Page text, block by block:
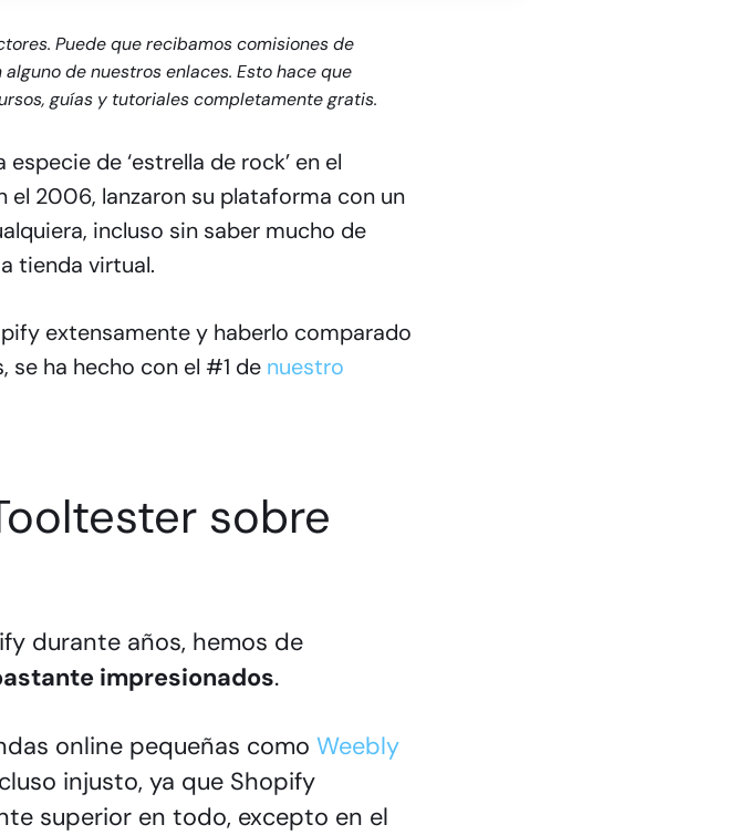
Puede que recibamos comisiones de
de nuestros enlaces. Esto hace que
guías y tutoriales completamente gratis.
de ‘estrella de rock’ en el
el 2006, lanzaron su plataforma con un
incluso sin saber mucho de
tienda virtual.
extensamente y haberlo comparado
se ha hecho con el #1 de nuestro
sobre
durante años, hemos de
impresionados.
online pequeñas como Weebly
injusto, ya que Shopify
superior en todo, excepto en el